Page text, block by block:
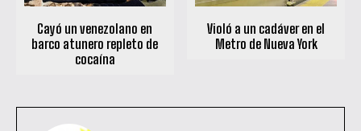
Cayó un venezolano en
barco atunero repleto de
cocaína
Violó a un cadáver en el
Metro de Nueva York